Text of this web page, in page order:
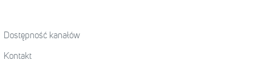
Dostępność kanałów
Kontakt